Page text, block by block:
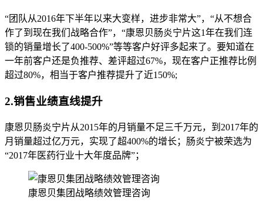
“团队从2016年下半年以来大变样，进步非常大”，“从不想合
作了到现在我们战略合作”，“康恩贝肠炎宁片这1年在我们连
锁的销量增长了400-500%”等等客户好评多起来了。要知道在
一年前客户还是负推荐、差评超过67%，现在客户正推荐比例
超过80%，相当于客户推荐提升了近150%;
2.销售业绩直线提升
康恩贝肠炎宁片从2015年的月销量不足三千万元，到2017年的
月销量超过亿万元，实现了超400%的增长；肠炎宁被荣选为
“2017年医药行业十大年度品牌”；
康恩贝集团战略绩效管理咨询